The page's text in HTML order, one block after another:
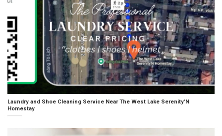
Laundry and Shoe Cleaning Service Near The West Lake Serenity’N
Homestay